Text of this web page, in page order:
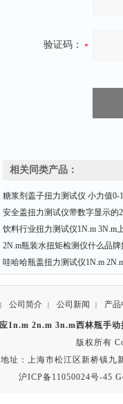
验证码：
相关同类产品：
糖浆剂盖子扭力测试仪 小力值0-
安全盖扭力测试仪带数字显示的
饮料行业扭力测试仪1N.m 3N.m
2N.m瓶装水扭矩检测仪什么品牌
哇哈哈瓶盖扭力测试仪1N.m
| 公司简介 | 公司新闻 | 产品
1n.m 2n.m 3n.m西林瓶手动
版权所有
地址：上海市松江区新桥镇九
沪ICP备11050024号-45